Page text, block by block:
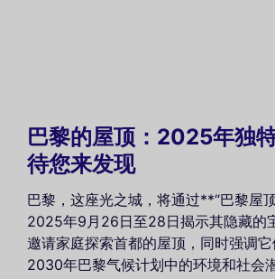
巴黎的屋顶：2025年独
待您来发现
巴黎，这座光之城，将通过**“巴黎屋
2025年9月26日至28日揭示其隐藏的
邀请家庭探索首都的屋顶，同时强调
2030年巴黎气候计划中的环境和社会潜